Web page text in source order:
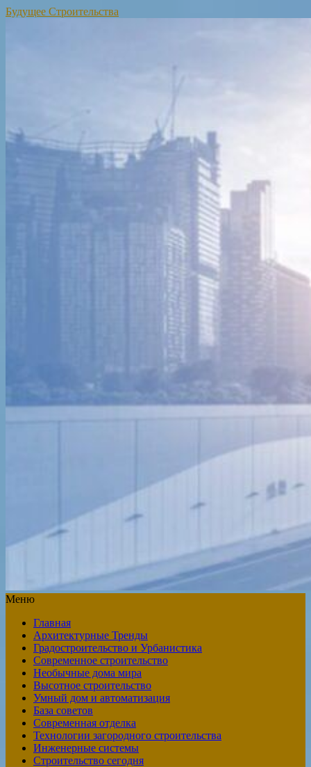
Будущее Строительства
Меню
Главная
Архитектурные Тренды
Градостроительство и Урбанистика
Современное строительство
Необычные дома мира
Высотное строительство
Умный дом и автоматизация
База советов
Современная отделка
Технологии загородного строительства
Инженерные системы
Строительство сегодня